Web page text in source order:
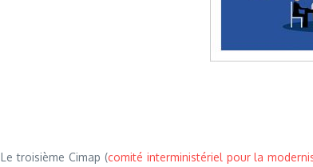
Le troisième Cimap (comité interministériel pour la